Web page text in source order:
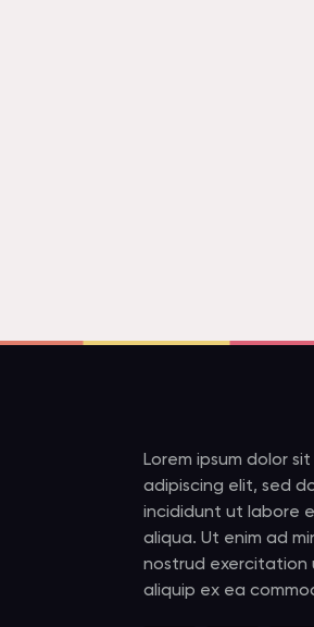
Lorem ipsum dolor
adipiscing elit, sed
incididunt ut labore
aliqua. Ut enim ad
nostrud exercitation
aliquip ex ea